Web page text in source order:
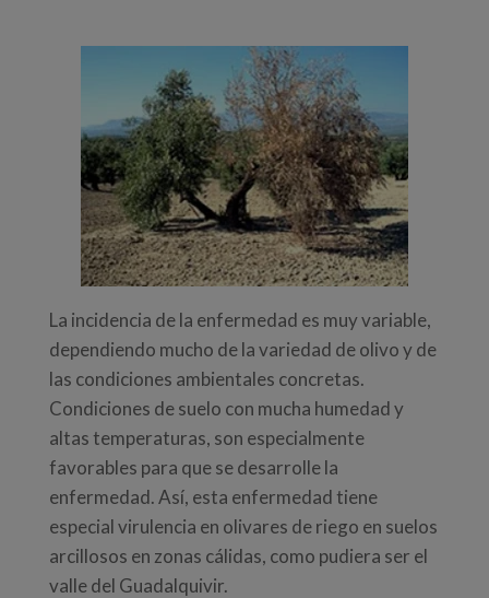
La incidencia de la enfermedad es muy variable,
dependiendo mucho de la variedad de olivo y de
las condiciones ambientales concretas.
Condiciones de suelo con mucha humedad y
altas temperaturas, son especialmente
favorables para que se desarrolle la
enfermedad. Así, esta enfermedad tiene
especial virulencia en olivares de riego en suelos
arcillosos en zonas cálidas, como pudiera ser el
valle del Guadalquivir.